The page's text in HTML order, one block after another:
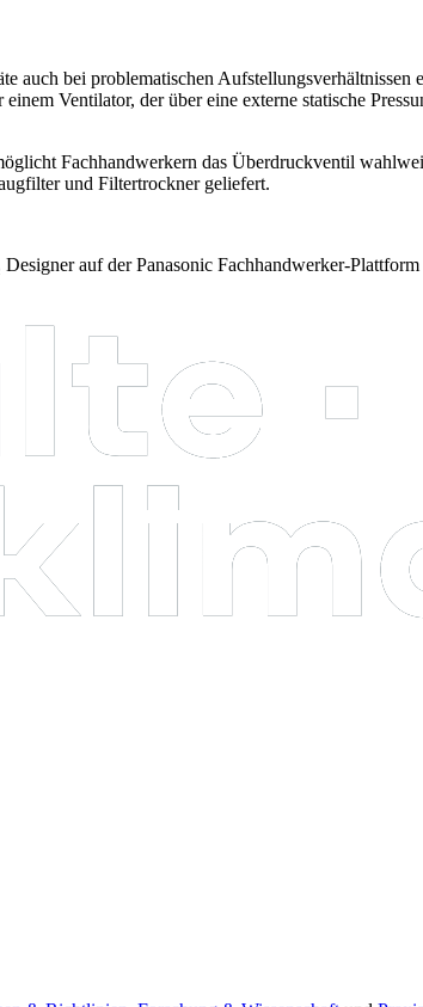
auch bei problematischen
Ventilator, der über eine externe statische
Fachhandwerkern das Überdruckventil
und Filtertrockner geliefert.
auf der Panasonic Fachhandwerker-